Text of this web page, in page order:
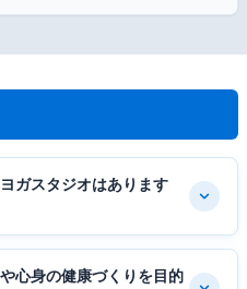
ガスタジオはあります
心身の健康づくりを目的